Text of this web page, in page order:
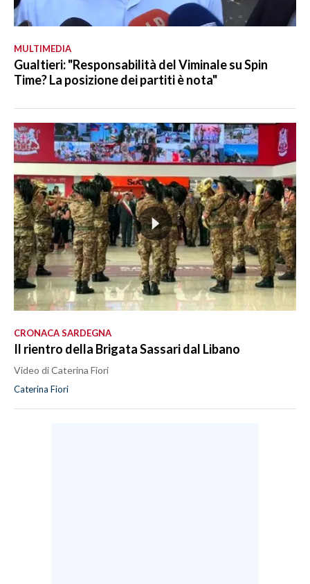
MULTIMEDIA
Gualtieri: "Responsabilità del Viminale su Spin
Time? La posizione dei partiti è nota"
CRONACA SARDEGNA
Il rientro della Brigata Sassari dal Libano
Video di Caterina Fiori
Caterina Fiori